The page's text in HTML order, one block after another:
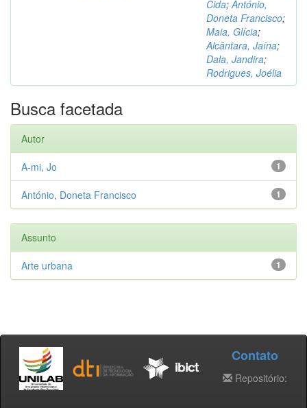
Cida;António,
Doneta Francisco;
Maia, Glícia;
Alcântara, Jaína;
Dala, Jandira;
Rodrigues, Joélia
Busca facetada
Autor
1
A-mi, Jo
1
António, Doneta Francisco
Assunto
1
Arte urbana
Contato
Repositório: